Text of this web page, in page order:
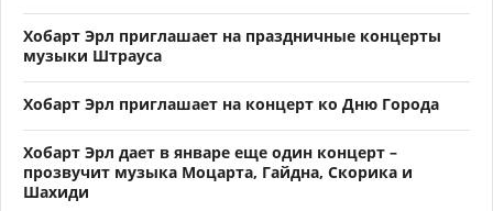
Хобарт Эрл приглашает на праздничные концерты
музыки Штрауса
Хобарт Эрл приглашает на концерт ко Дню Города
Хобарт Эрл дает в январе еще один концерт –
прозвучит музыка Моцарта, Гайдна, Скорика и
Шахиди